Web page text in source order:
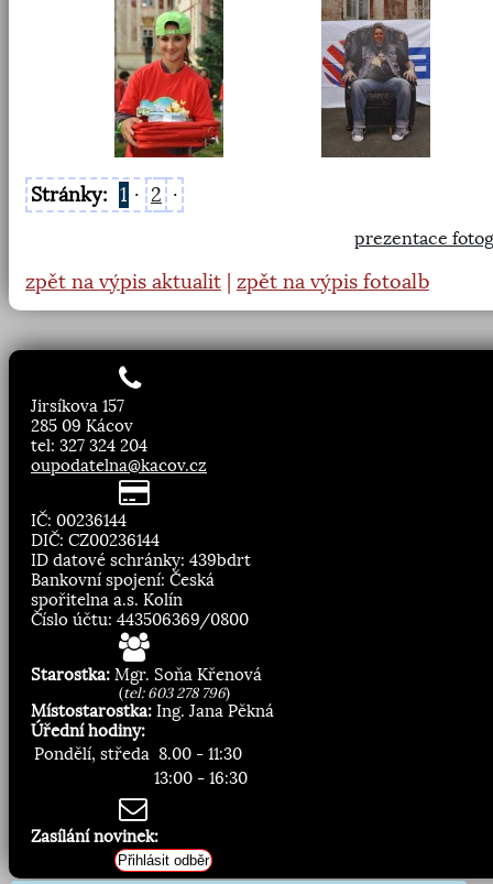
Stránky: 1 · 2 ·
prezentace
zpět na výpis aktualit zpět na výpis fotoalb
Jirsíkova 157
285 09 Kácov
tel: 327 324 204
oupodatelna@kacov.cz
IČ: 00236144
DIČ: CZ00236144
ID datové schránky: 439bdrt
Bankovní spojení: Česká
spořitelna a.s. Kolín
Číslo účtu: 443506369/0800
Starostka: Mgr. Soňa Křenová
(tel: 603 278 796)
Místostarostka: Ing. Jana Pěkná
Úřední hodiny:
Pondělí, středa 8.00 - 11:30
13:00 - 16:30
Zasílání novinek:
Přihlásit odběr